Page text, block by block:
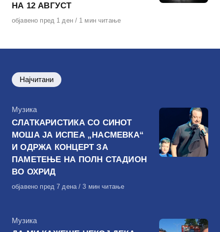
НА 12 АВГУСТ
Објавено
објавено пред 1 ден 1 мин читање
Најчитани
КАтегорија
Музика
СЛАТКАРИСТИКА СО СИНОТ
МОША ЈА ИСПЕА „НАСМЕВКА“
И ОДРЖА КОНЦЕРТ ЗА
ПАМЕТЕЊЕ НА ПОЛН СТАДИОН
ВО ОХРИД
Објавено
објавено пред 7 дена 3 мин читање
КАтегорија
Музика